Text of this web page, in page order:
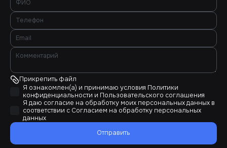
Прикрепить файл
Я ознакомлен(а) и принимаю условия Политики
конфиденциальности и Пользовательского соглашения
Я даю согласие на обработку моих персональных данных в
соответствии с Согласием на обработку персональных
данных
Отправить